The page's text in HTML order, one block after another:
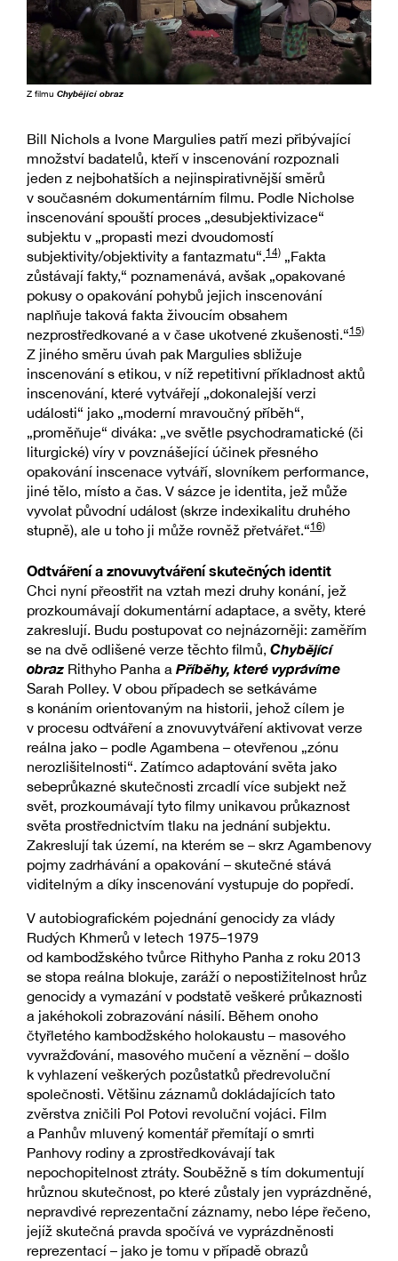
Z filmu Chybějící obraz
Bill Nichols a Ivone Margulies patří mezi přibývající
množství badatelů, kteří v inscenování rozpoznali
jeden z nejbohatších a nejinspirativnější směrů
v současném dokumentárním filmu. Podle Nicholse
inscenování spouští proces „desubjektivizace“
subjektu v „propasti mezi dvoudomostí
subjektivity/objektivity a fantazmatu“. 14)
„Fakta
zůstávají fakty,“ poznamenává, avšak „opakované
pokusy o opakování pohybů jejich inscenování
naplňuje taková fakta živoucím obsahem
nezprostředkované a v čase ukotvené zkušenosti.“15)
Z jiného směru úvah pak Margulies sbližuje
inscenování s etikou, v níž repetitivní příkladnost aktů
inscenování, které vytvářejí „dokonalejší verzi
události“ jako „moderní mravoučný příběh“,
„proměňuje“ diváka: „ve světle psychodramatické (či
liturgické) víry v povznášející účinek přesného
opakování inscenace vytváří, slovníkem performance,
jiné tělo, místo a čas. V sázce je identita, jež může
vyvolat původní událost (skrze indexikalitu druhého
stupně), ale u toho ji může rovněž přetvářet.“16)
Odtváření a znovuvytváření skutečných identit
Chci nyní přeostřit na vztah mezi druhy konání, jež
prozkoumávají dokumentární adaptace, a světy, které
zakreslují. Budu postupovat co nejnázorněji: zaměřím
se na dvě odlišené verze těchto filmů, Chybějící
obraz Rithyho Panha a Příběhy, které vyprávíme
Sarah Polley. V obou případech se setkáváme
s konáním orientovaným na historii, jehož cílem je
v procesu odtváření a znovuvytváření aktivovat verze
reálna jako – podle Agambena – otevřenou „zónu
nerozlišitelnosti“. Zatímco adaptování světa jako
sebeprůkazné skutečnosti zrcadlí více subjekt než
svět, prozkoumávají tyto filmy unikavou průkaznost
světa prostřednictvím tlaku na jednání subjektu.
Zakreslují tak území, na kterém se – skrz Agambenovy
pojmy zadrhávání a opakování – skutečné stává
viditelným a díky inscenování vystupuje do popředí.
V autobiografickém pojednání genocidy za vlády
Rudých Khmerů v letech 1975–1979
od kambodžského tvůrce Rithyho Panha z roku 2013
se stopa reálna blokuje, zaráží o nepostižitelnost hrůz
genocidy a vymazání v podstatě veškeré průkaznosti
a jakéhokoli zobrazování násilí. Během onoho
čtyřletého kambodžského holokaustu – masového
vyvražďování, masového mučení a věznění – došlo
k vyhlazení veškerých pozůstatků předrevoluční
společnosti. Většinu záznamů dokládajících tato
zvěrstva zničili Pol Potovi revoluční vojáci. Film
a Panhův mluvený komentář přemítají o smrti
Panhovy rodiny a zprostředkovávají tak
nepochopitelnost ztráty. Souběžně s tím dokumentují
hrůznou skutečnost, po které zůstaly jen vyprázdněné,
nepravdivé reprezentační záznamy, nebo lépe řečeno,
jejíž skutečná pravda spočívá ve vyprázdněnosti
reprezentací – jako je tomu v případě obrazů